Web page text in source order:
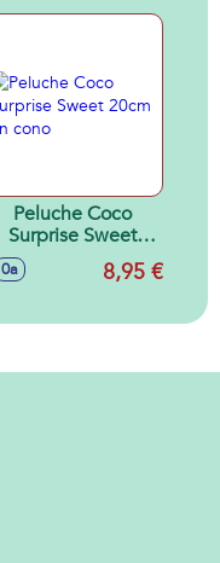
Peluche Coco
Surprise Sweet
20cm en cono
0a 8,95 €